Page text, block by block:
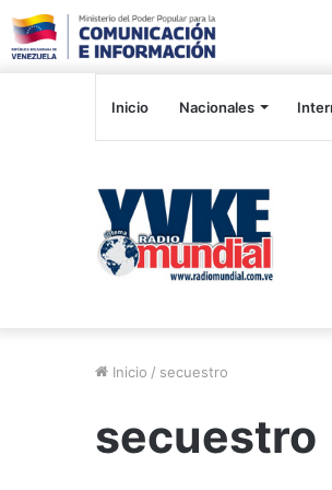
Inicio Nacionales
Inicio / secuestro
secuestro